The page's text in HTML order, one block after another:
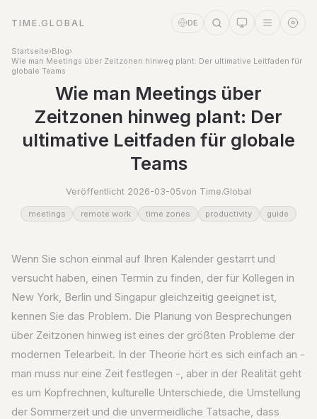
TIME.GLOBAL DE
Startseite›Blog›
Wie man Meetings über Zeitzonen hinweg plant: Der ultimative Leitfaden für
globale Teams
Wie man Meetings über
Zeitzonen hinweg plant: Der
ultimative Leitfaden für globale
Teams
Veröffentlicht 2026-03-05von Time.Global
meetings remote work time zones productivity guide
Wenn Sie schon einmal auf Ihren Kalender gestarrt und
versucht haben, einen Termin zu finden, der für Kollegen in
New York, Berlin und Singapur gleichzeitig geeignet ist,
kennen Sie das Problem. Die Planung von Besprechungen
über Zeitzonen hinweg ist eines der größten Probleme der
modernen Telearbeit. In der Theorie hört es sich einfach an -
man muss nur eine Zeit festlegen -, aber in der Realität geht
es um Kopfrechnen, kulturelle Unterschiede, die Umstellung
der Sommerzeit und die unvermeidliche Tatsache, dass